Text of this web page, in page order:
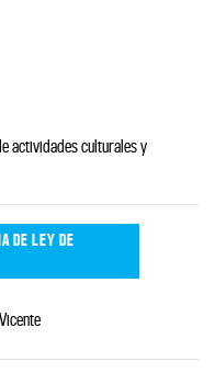
actividades culturales y
DE LEY DE